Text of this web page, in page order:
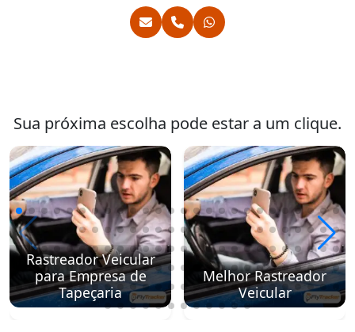
Sua próxima escolha pode estar a um clique.
Rastreador Veicular
para Empresa de
Tapeçaria
Melhor Rastreador
Veicular